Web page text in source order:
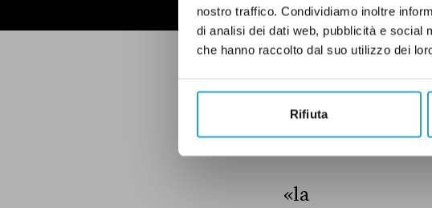
nostro traffico. Condividiamo inoltre
di analisi dei dati web, pubblicità e social
che hanno raccolto dal suo utilizzo dei
Rifiuta
ULTIMI FACT-CHECKING
«la